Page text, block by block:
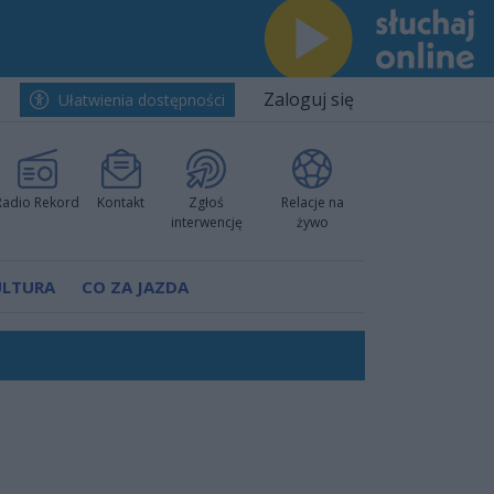
Ułatwienia dostępności Zaloguj się
Rekord Kontakt
Zgłoś
interwencję
Relacje na
żywo
CO ZA JAZDA